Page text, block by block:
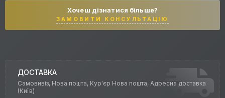
Хочеш дізнатися більше?
ЗАМОВИТИ КОНСУЛЬТАЦІЮ
ДОСТАВКА
Самовивіз, Нова пошта, Кур'єр Нова пошта, Адресна доставка
(Київ)